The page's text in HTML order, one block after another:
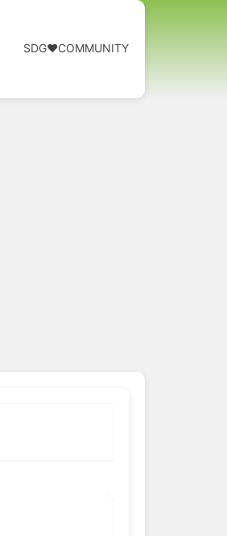
SDG❤️COMMUNITY